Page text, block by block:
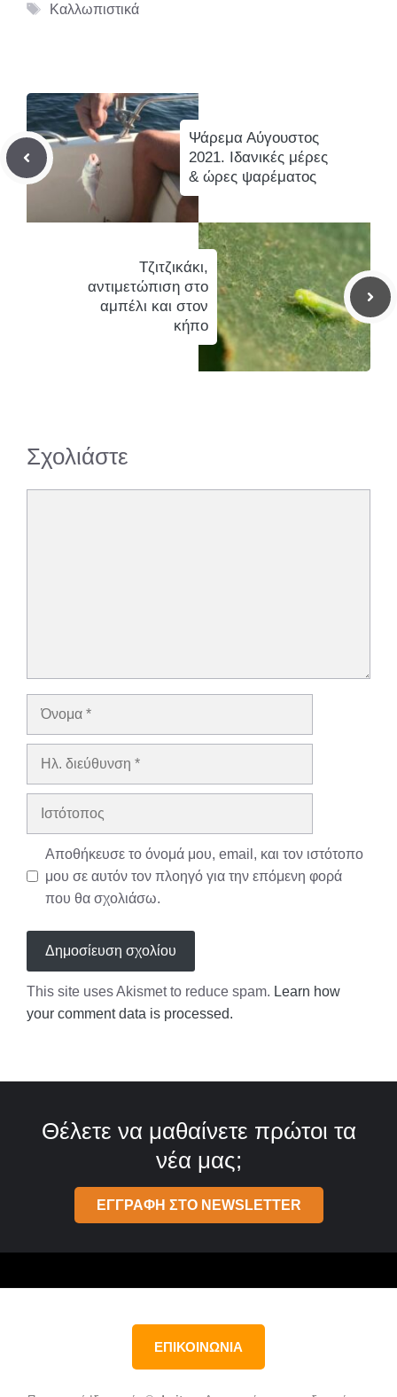
Ετικέτες
Καλλωπιστικά
Ψάρεμα Αύγουστος
2021. Ιδανικές μέρες
& ώρες ψαρέματος
Τζιτζικάκι,
αντιμετώπιση στο
αμπέλι και στον
κήπο
Σχολιάστε
Όνομα
Ηλ.
Ιστότοπος
Αποθήκευσε το όνομά μου, email, και τον ιστότοπο
μου σε αυτόν τον πλοηγό για την επόμενη φορά
που θα σχολιάσω.
This site uses Akismet to reduce spam. Learn how
your comment data is processed.
Θέλετε να μαθαίνετε πρώτοι τα
νέα μας;
ΕΓΓΡΑΦΗ ΣΤΟ NEWSLETTER
ΕΠΙΚΟΙΝΩΝΙΑ